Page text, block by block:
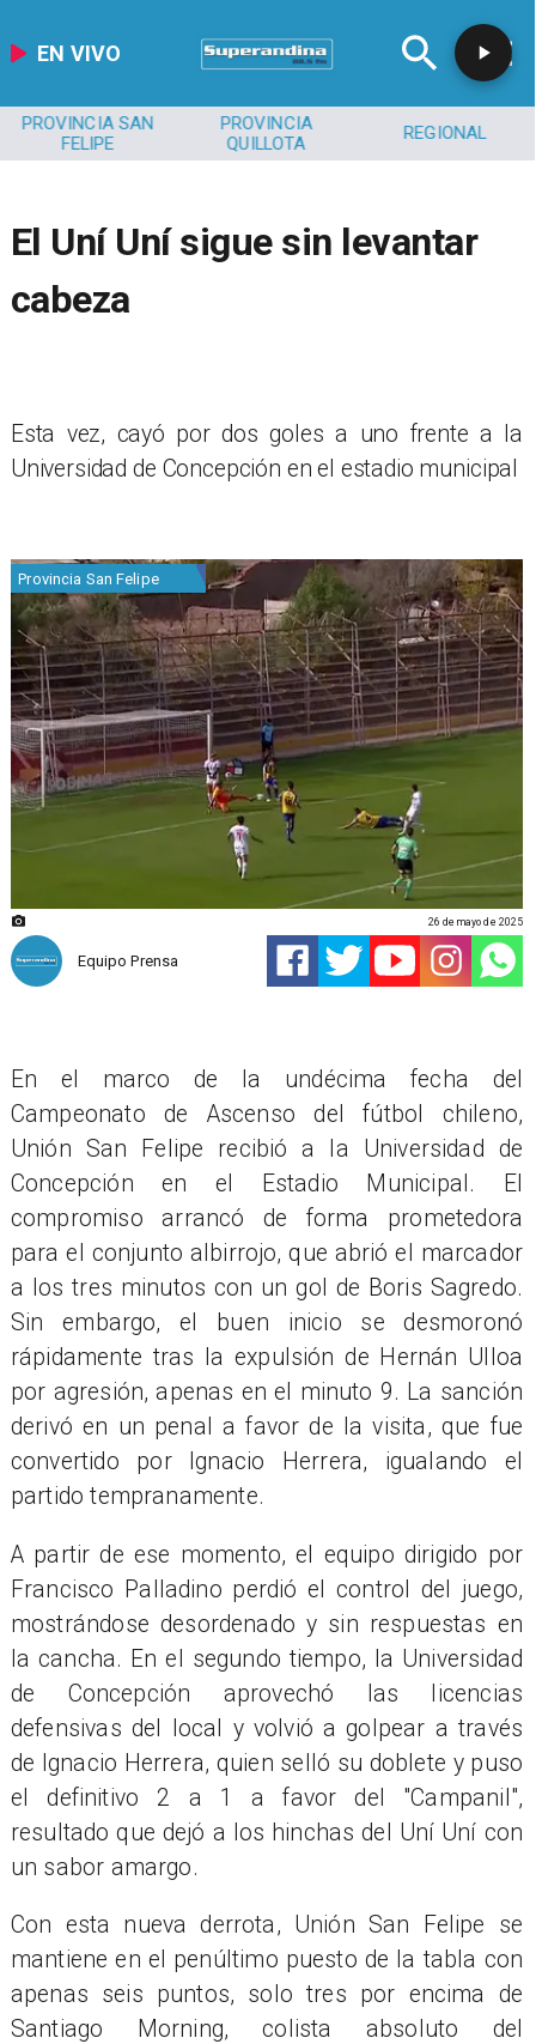
EN VIVO
PROVINCIA SAN
FELIPE
PROVINCIA
QUILLOTA
REGIONAL
El Uní Uní sigue sin levantar
cabeza
​Esta vez, cayó por dos goles a uno frente a la
Universidad de Concepción en el estadio municipal
Provincia San Felipe
Equipo Prensa
26 de mayo de 2025
En el marco de la undécima fecha del
Campeonato de Ascenso del fútbol chileno,
Unión San Felipe recibió a la Universidad de
Concepción en el Estadio Municipal. El
compromiso arrancó de forma prometedora
para el conjunto albirrojo, que abrió el marcador
a los tres minutos con un gol de Boris Sagredo.
Sin embargo, el buen inicio se desmoronó
rápidamente tras la expulsión de Hernán Ulloa
por agresión, apenas en el minuto 9. La sanción
derivó en un penal a favor de la visita, que fue
convertido por Ignacio Herrera, igualando el
partido tempranamente.
A partir de ese momento, el equipo dirigido por
Francisco Palladino perdió el control del juego,
mostrándose desordenado y sin respuestas en
la cancha. En el segundo tiempo, la Universidad
de Concepción aprovechó las licencias
defensivas del local y volvió a golpear a través
de Ignacio Herrera, quien selló su doblete y puso
el definitivo 2 a 1 a favor del "Campanil",
resultado que dejó a los hinchas del Uní Uní con
un sabor amargo.
Con esta nueva derrota, Unión San Felipe se
mantiene en el penúltimo puesto de la tabla con
apenas seis puntos, solo tres por encima de
Santiago Morning, colista absoluto del